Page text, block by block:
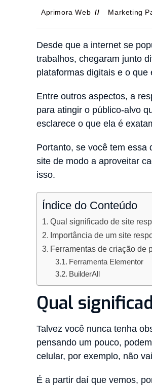
Aprimora Web Marketing
Desde que a internet se
trabalhos, chegaram junto
plataformas digitais e o
Entre outros aspectos, a
para atingir o público-alvo
esclarece o que ela é
Portanto, se você tem essa
site de modo a aproveitar
isso.
Índice do Conteúdo
Qual significado de site
Importância de um site
Ferramentas de criação de
Ferramenta Elementor
BuilderAll
Qual
Talvez você nunca tenha
pensando um pouco,
celular, por exemplo, não
É a partir daí que vemos,